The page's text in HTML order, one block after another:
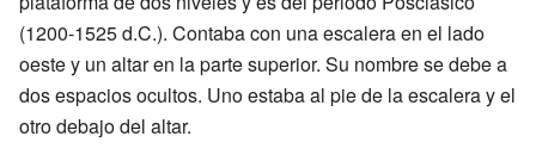
(1200-1525 d.C.). Contaba con una escalera en el lado
oeste y un altar en la parte superior. Su nombre se debe a
dos espacios ocultos. Uno estaba al pie de la escalera y el
otro debajo del altar.